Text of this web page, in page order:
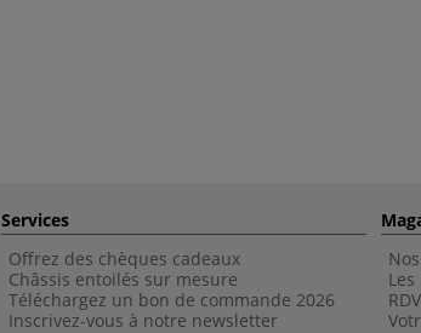
Services
Offrez des chèques cadeaux
Châssis entoilés sur mesure
Téléchargez un bon de commande 2026
Inscrivez-vous à notre newsletter